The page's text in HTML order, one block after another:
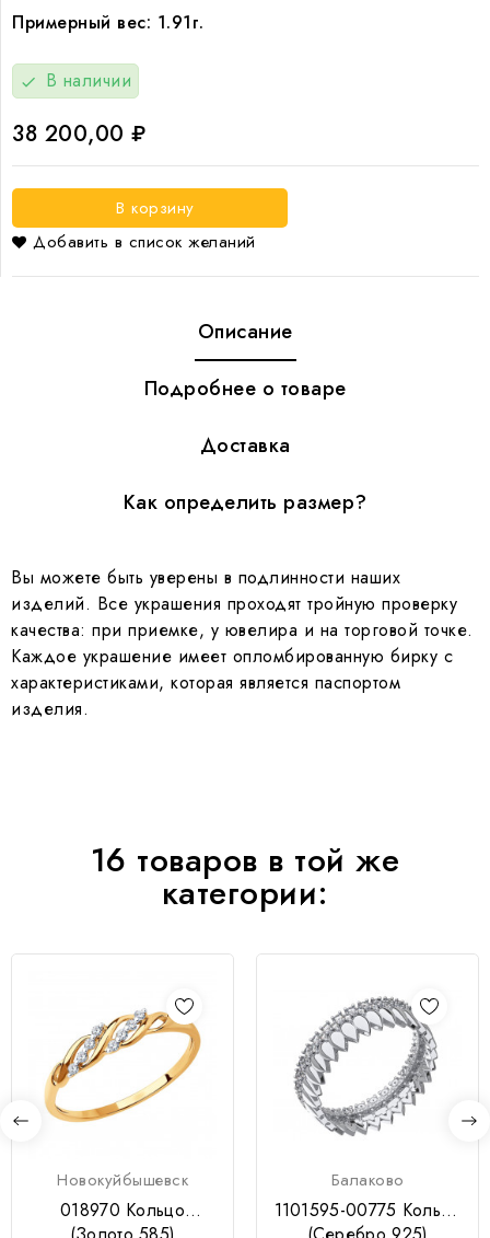
Примерный вес: 1.91г.
check В наличии
38 200,00 ₽
В корзину
Добавить в список желаний
Описание
Подробнее о товаре
Доставка
Как определить размер?
Вы можете быть уверены в подлинности наших
изделий. Все украшения проходят тройную проверку
качества: при приемке, у ювелира и на торговой точке.
Каждое украшение имеет опломбированную бирку с
характеристиками, которая является паспортом
изделия.
16 товаров в той же
категории:
Новокуйбышевск
018970 Кольцо
Балаково
1101595-00775 Кольцо